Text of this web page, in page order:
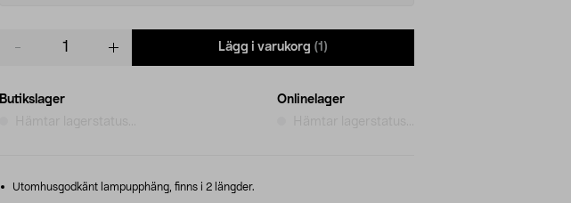
Lägg i varukorg (1)
Butikslager
Onlinelager
Utomhusgodkänt lampupphäng, finns i 2 längder.